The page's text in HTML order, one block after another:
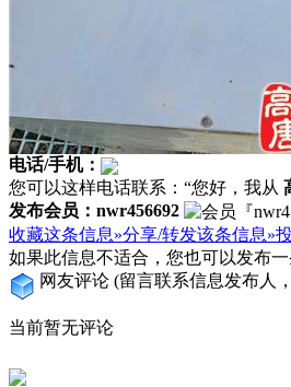
电话/手机：
您可以这样电话联系：“您好，我从
发布会员：nwr456692
收藏这条信息»分享/转发该条信息»
如果此信息不适合，您也可以发布
网友评论 (留言联系信息发布人
当前暂无评论